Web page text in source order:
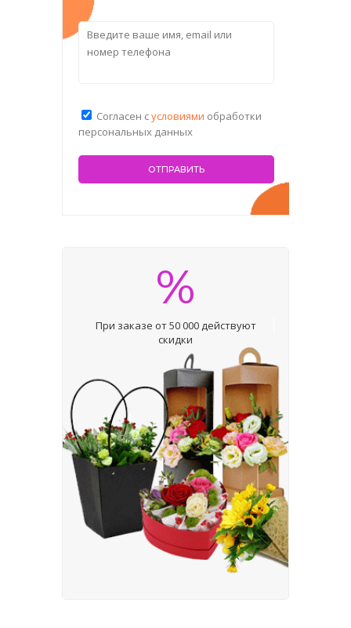
Согласен сусловиями обработки
персональных данных
%
При заказе от 50 000 действуют
скидки